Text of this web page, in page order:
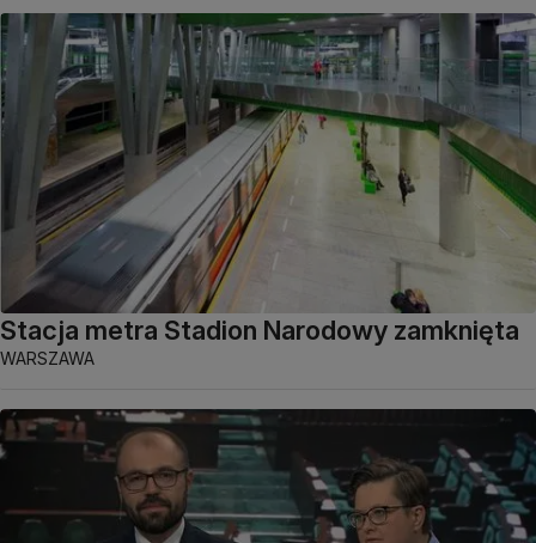
Stacja metra Stadion Narodowy zamknięta
WARSZAWA